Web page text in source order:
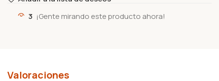
3 ¡Gente mirando este producto ahora!
Valoraciones